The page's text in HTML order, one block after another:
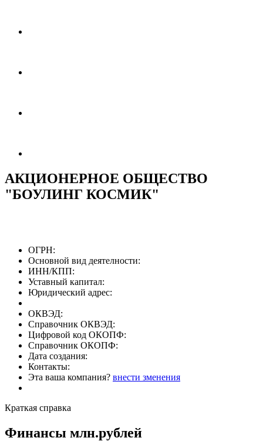
АКЦИОНЕРНОЕ ОБЩЕСТВО
"БОУЛИНГ КОСМИК"
ОГРН:
Основной вид деятелности:
ИНН/КПП:
Уставный капитал:
Юридический адрес:
ОКВЭД:
Справочник ОКВЭД:
Цифровой код ОКОПФ:
Справочник ОКОПФ:
Дата создания:
Контакты:
Эта ваша компания? внести зменения
Краткая справка
Финансы млн.рублей